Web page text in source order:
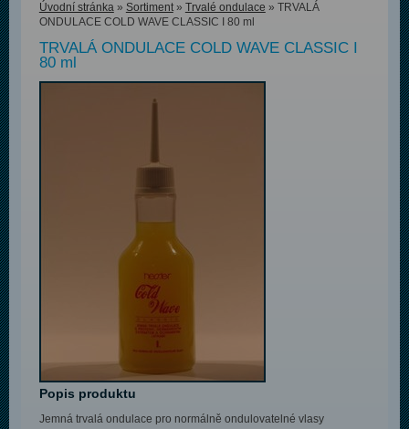
Úvodní stránka» Sortiment» Trvalé ondulace » TRVALÁ
ONDULACE COLD WAVE CLASSIC I 80 ml
TRVALÁ ONDULACE COLD WAVE CLASSIC I
80 ml
Popis produktu
Jemná trvalá ondulace pro normálně ondulovatelné vlasy